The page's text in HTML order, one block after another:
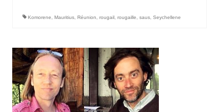
Paprikapulver, edelsøtt
Parisisk pepper
Piment d’Espelette
Purreløk (tørket)
Komorene Mauritius Réunion rougail rougaille saus Seychellene